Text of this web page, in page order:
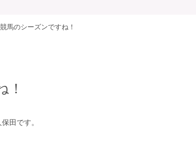
馬のシーズンですね！
！
田です。